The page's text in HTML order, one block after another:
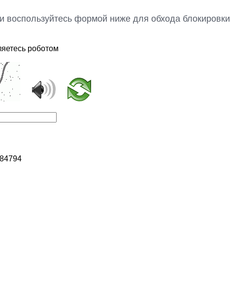
воспользуйтесь формой ниже для обхода блокировки
роботом